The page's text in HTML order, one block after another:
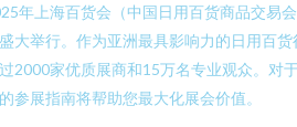
年上海百货会（中国日用百货商品交易
大举行。作为亚洲最具影响力的日用百
2000家优质展商和15万名专业观众。对
参展指南将帮助您最大化展会价值。